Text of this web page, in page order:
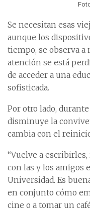
Se necesitan esas
aunque los
tiempo, se observa
atención se está
de acceder a una
sofisticada.
Por otro lado,
disminuye la
cambia con el
“Vuelve a
con las y los amigos
Universidad. Es
en conjunto cómo
cine o a tomar un